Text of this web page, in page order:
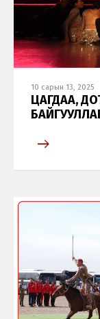
10 сарын 13, 2025
ЦАГДАА,